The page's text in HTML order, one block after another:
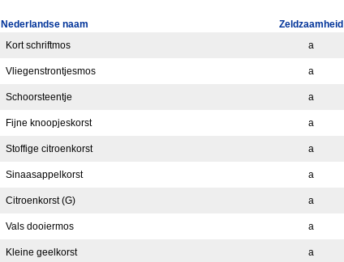
Nederlandse naam Zeldzaamheid
Kort schriftmos a
Vliegenstrontjesmos a
Schoorsteentje a
Fijne knoopjeskorst a
Stoffige citroenkorst a
Sinaasappelkorst a
Citroenkorst (G) a
Vals dooiermos a
Kleine geelkorst a